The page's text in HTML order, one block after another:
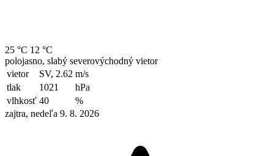
25 °C 12 °C
polojasno, slabý severovýchodný vietor
vietor
SV, 2.62 m/s
tlak
1021
hPa
vlhkosť 40
%
zajtra, nedeľa 9. 8. 2026